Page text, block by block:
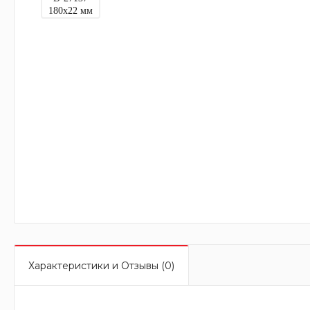
Характеристики и Отзывы (0)